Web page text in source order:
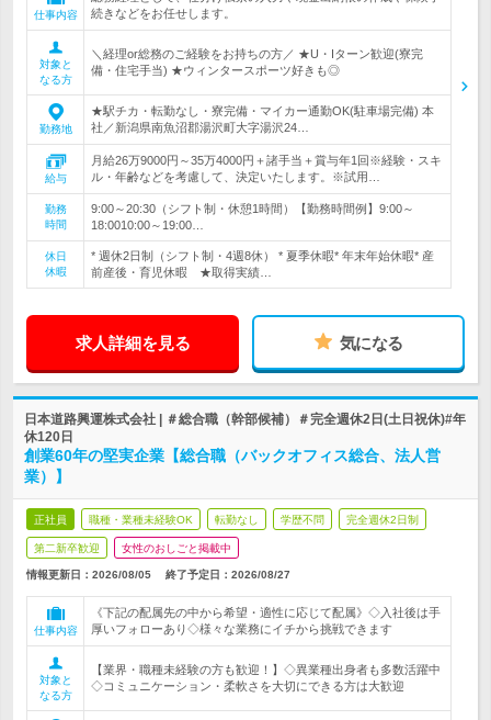
仕事内容
続きなどをお任せします。
対象と
なる方
＼経理or総務のご経験をお持ちの方／ ★U・Iターン歓迎(寮完
備・住宅手当) ★ウィンタースポーツ好きも◎
勤務地
★駅チカ・転勤なし・寮完備・マイカー通勤OK(駐車場完備) 本
社／新潟県南魚沼郡湯沢町大字湯沢24…
給与
月給26万9000円～35万4000円＋諸手当＋賞与年1回※経験・スキ
ル・年齢などを考慮して、決定いたします。※試用…
勤務
時間
9:00～20:30（シフト制・休憩1時間）【勤務時間例】9:00～
18:0010:00～19:00…
休日
休暇
* 週休2日制（シフト制・4週8休） * 夏季休暇* 年末年始休暇* 産
前産後・育児休暇 ★取得実績…
求人詳細を見る 気になる
日本道路興運株式会社 | ＃総合職（幹部候補）＃完全週休2日(土日祝休)#年
休120日
創業60年の堅実企業【総合職（バックオフィス総合、法人営
業）】
正社員 職種・業種未経験OK 転勤なし 学歴不問 完全週休2日制
第二新卒歓迎 女性のおしごと掲載中
情報更新日：2026/08/05 終了予定日： 2026/08/27
仕事内容
《下記の配属先の中から希望・適性に応じて配属》◇入社後は手
厚いフォローあり◇様々な業務にイチから挑戦できます
対象と
なる方
【業界・職種未経験の方も歓迎！】◇異業種出身者も多数活躍中
◇コミュニケーション・柔軟さを大切にできる方は大歓迎